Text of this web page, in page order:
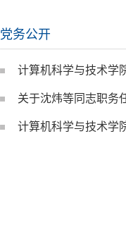
党务公开
计算机科学与技术学
关于沈炜等同志职务
计算机科学与技术学